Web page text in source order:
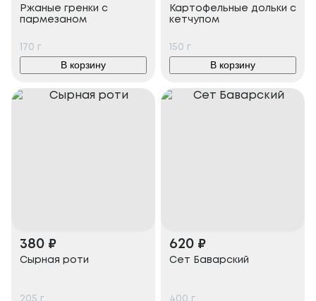
Ржаные гренки с
пармезаном
170 г
В корзину
Картофельные дольки с
кетчупом
150 г
В корзину
380 ₽
Сырная роти
205 г
620 ₽
Сет Баварский
400 г